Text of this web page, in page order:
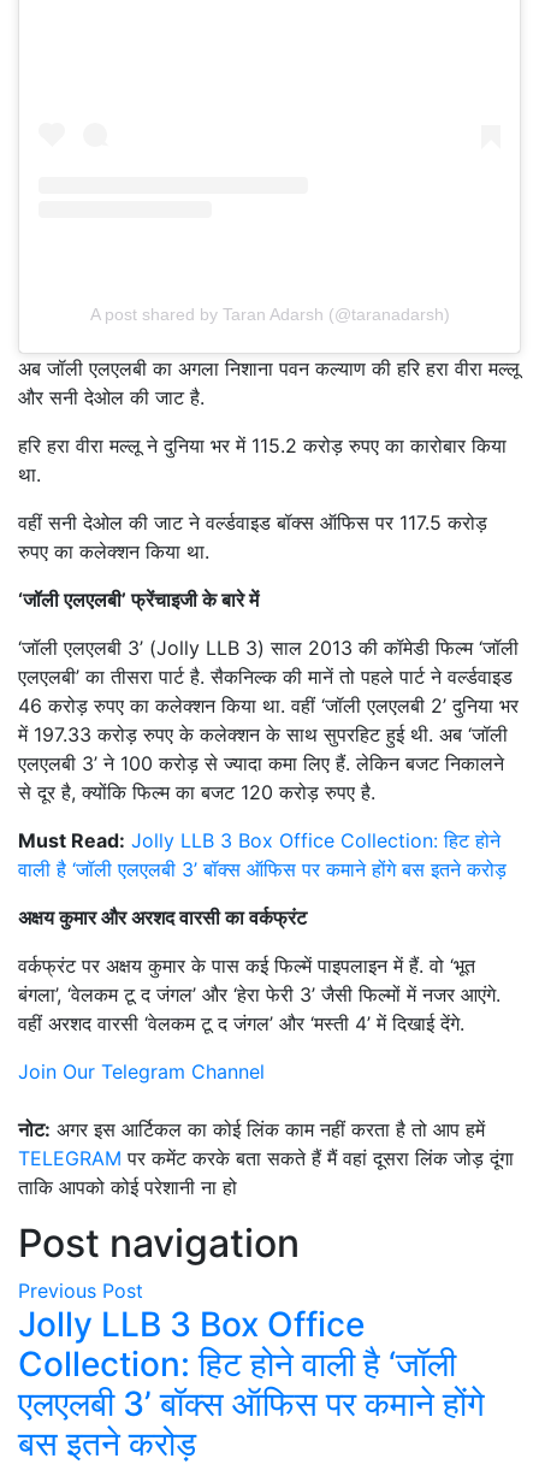
A post shared by Taran Adarsh (@taranadarsh)
अब जॉली एलएलबी का अगला निशाना पवन कल्याण की हरि हरा वीरा मल्लू
और सनी देओल की जाट है.
हरि हरा वीरा मल्लू ने दुनिया भर में 115.2 करोड़ रुपए का कारोबार किया
था.
वहीं सनी देओल की जाट ने वर्ल्डवाइड बॉक्स ऑफिस पर 117.5 करोड़
रुपए का कलेक्शन किया था.
‘जॉली एलएलबी’ फ्रेंचाइजी के बारे में
‘जॉली एलएलबी 3’ (Jolly LLB 3) साल 2013 की कॉमेडी फिल्म ‘जॉली
एलएलबी’ का तीसरा पार्ट है. सैकनिल्क की मानें तो पहले पार्ट ने वर्ल्डवाइड
46 करोड़ रुपए का कलेक्शन किया था. वहीं ‘जॉली एलएलबी 2’ दुनिया भर
में 197.33 करोड़ रुपए के कलेक्शन के साथ सुपरहिट हुई थी. अब ‘जॉली
एलएलबी 3’ ने 100 करोड़ से ज्यादा कमा लिए हैं. लेकिन बजट निकालने
से दूर है, क्योंकि फिल्म का बजट 120 करोड़ रुपए है.
Must Read: Jolly LLB 3 Box Office Collection: हिट होने
वाली है ‘जॉली एलएलबी 3’ बॉक्स ऑफिस पर कमाने होंगे बस इतने करोड़
अक्षय कुमार और अरशद वारसी का वर्कफ्रंट
वर्कफ्रंट पर अक्षय कुमार के पास कई फिल्में पाइपलाइन में हैं. वो ‘भूत
बंगला’, ‘वेलकम टू द जंगल’ और ‘हेरा फेरी 3’ जैसी फिल्मों में नजर आएंगे.
वहीं अरशद वारसी ‘वेलकम टू द जंगल’ और ‘मस्ती 4’ में दिखाई देंगे.
Join Our Telegram Channel
नोट: अगर इस आर्टिकल का कोई लिंक काम नहीं करता है तो आप हमें
TELEGRAMपर कमेंट करके बता सकते हैं मैं वहां दूसरा लिंक जोड़ दूंगा
ताकि आपको कोई परेशानी ना हो
Post navigation
Previous Post
Jolly LLB 3 Box Office
Collection: हिट होने वाली है ‘जॉली
एलएलबी 3’ बॉक्स ऑफिस पर कमाने होंगे
बस इतने करोड़